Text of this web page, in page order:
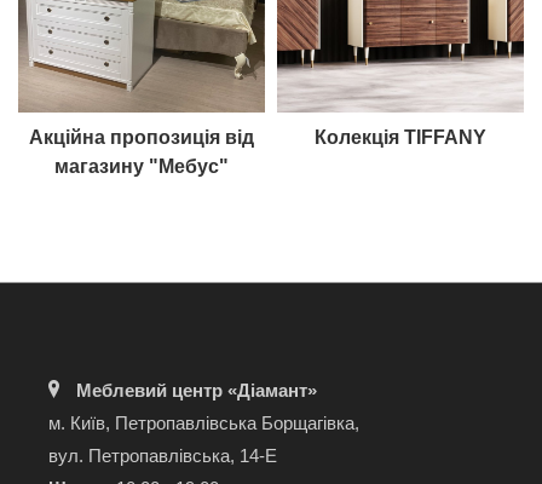
Акційна пропозиція від
магазину "Мебус"
Колекція TIFFANY
Меблевий центр «Діамант»
м. Київ, Петропавлівська Борщагівка,
вул. Петропавлівська, 14-Е